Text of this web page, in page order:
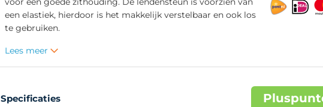
een elastiek, hierdoor is het makkelijk verstelbaar en ook los
te gebruiken.
Lees meer
Specificaties